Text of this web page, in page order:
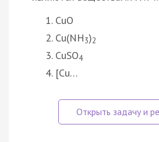
CuO
Cu(NH3)2
CuSO4
[Cu…